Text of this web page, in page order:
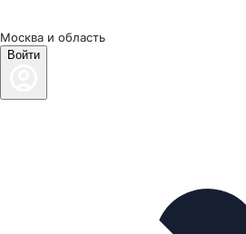
Москва и область
Войти